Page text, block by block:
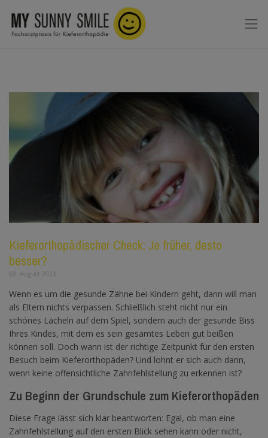
Kieferorthopädischer Check: Je früher, desto
besser?
08. August 2023
Wenn es um die gesunde Zähne bei Kindern geht, dann will man
als Eltern nichts verpassen. Schließlich steht nicht nur ein
schönes Lächeln auf dem Spiel, sondern auch der gesunde Biss
Ihres Kindes, mit dem es sein gesamtes Leben gut beißen
können soll. Doch wann ist der richtige Zeitpunkt für den ersten
Besuch beim Kieferorthopäden? Und lohnt er sich auch dann,
wenn keine offensichtliche Zahnfehlstellung zu erkennen ist?
Zu Beginn der Grundschule zum Kieferorthopäden
Diese Frage lässt sich klar beantworten: Egal, ob man eine
Zahnfehlstellung auf den ersten Blick sehen kann oder nicht,